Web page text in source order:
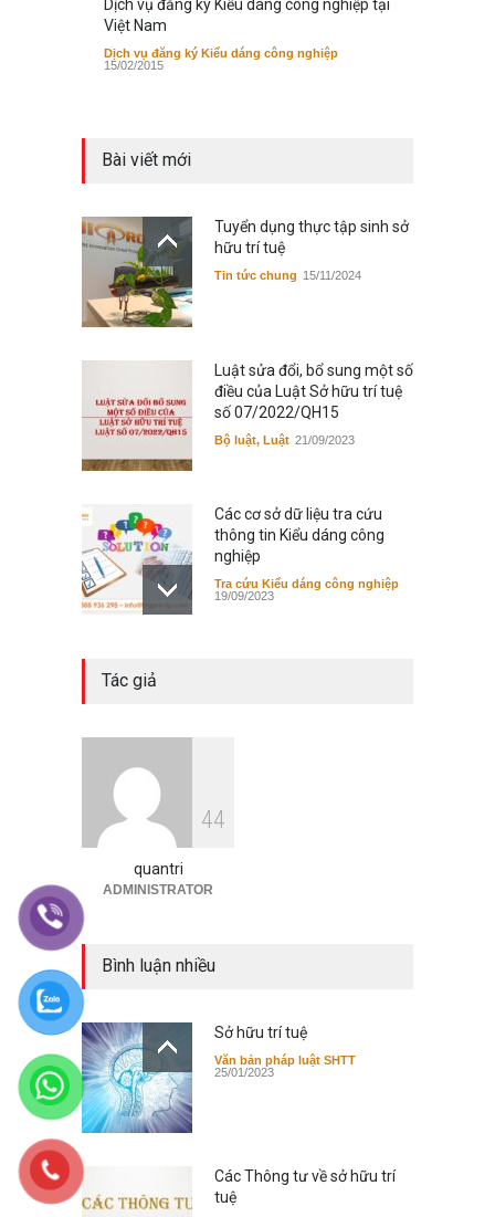
Dịch vụ đăng ký Kiểu dáng công nghiệp tại
Việt Nam
Dịch vụ đăng ký Kiểu dáng công nghiệp
15/02/2015
Bài viết mới
Tuyển dụng thực tập sinh sở
hữu trí tuệ
Tin tức chung 15/11/2024
Luật sửa đổi, bổ sung một số
điều của Luật Sở hữu trí tuệ
số 07/2022/QH15
Bộ luật, Luật 21/09/2023
Các cơ sở dữ liệu tra cứu
thông tin Kiểu dáng công
nghiệp
Tra cứu Kiểu dáng công nghiệp
19/09/2023
thông tin sáng chế
Tác giả
44
quantri
ADMINISTRATOR
Bình luận nhiều
Sở hữu trí tuệ
Văn bản pháp luật SHTT
25/01/2023
Các Thông tư về sở hữu trí
tuệ